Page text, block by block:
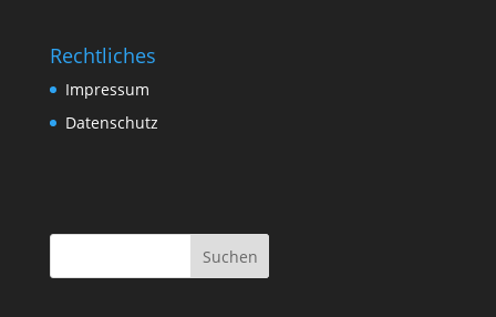
Rechtliches
Impressum
Datenschutz